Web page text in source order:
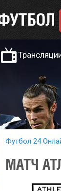
Футбол 24
МАТЧ